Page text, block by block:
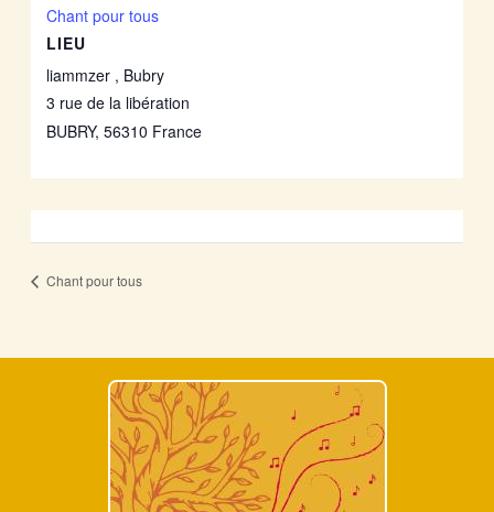
Chant pour tous
LIEU
liammzer , Bubry
3 rue de la libération
BUBRY, 56310 France
Chant pour tous